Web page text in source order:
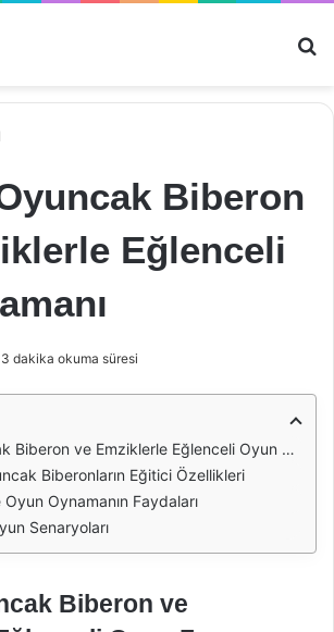
Biberon
Eğlenceli
3 dakika okuma süresi
ve Emziklerle Eğlenceli Oyun Zamanı
Biberonların Eğitici Özellikleri
Oynamanın Faydaları
Senaryoları
Biberon ve